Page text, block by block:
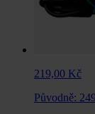
219,00 Kč
Původně: